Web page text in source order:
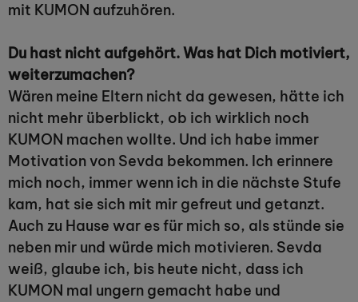
mit KUMON aufzuhören.
Du hast nicht aufgehört. Was hat Dich motiviert,
weiterzumachen?
Wären meine Eltern nicht da gewesen, hätte ich
nicht mehr überblickt, ob ich wirklich noch
KUMON machen wollte. Und ich habe immer
Motivation von Sevda bekommen. Ich erinnere
mich noch, immer wenn ich in die nächste Stufe
kam, hat sie sich mit mir gefreut und getanzt.
Auch zu Hause war es für mich so, als stünde sie
neben mir und würde mich motivieren. Sevda
weiß, glaube ich, bis heute nicht, dass ich
KUMON mal ungern gemacht habe und